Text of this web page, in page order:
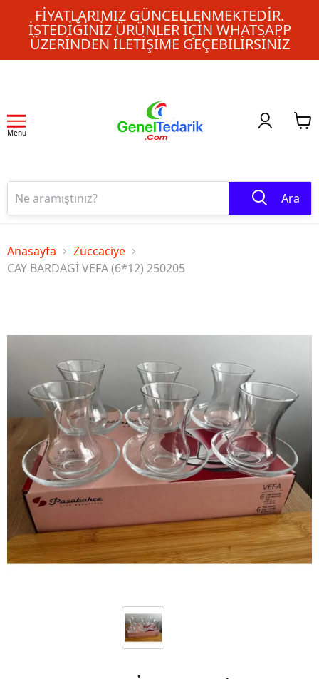
FIYATLARIMIZ GÜNCELLENMEKTEDIR.
İSTEDIĞINIZ ÜRÜNLER IÇIN WHATSAPP
ÜZERINDEN ILETIŞIME GEÇEBILIRSINIZ
Menu
Ara
Anasayfa
Züccaciye
CAY BARDAGİ VEFA (6*12) 250205